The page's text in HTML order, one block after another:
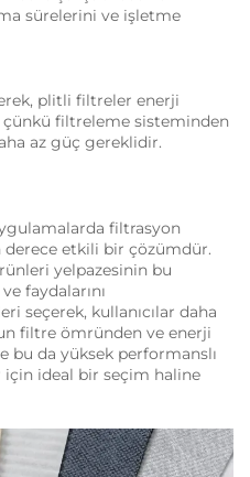
sürelerini ve işletme
plitli filtreler enerji
filtreleme sisteminden
az güç gereklidir.
filtrasyon
etkili bir çözümdür.
yelpazesinin bu
faydalarını
seçerek, kullanıcılar daha
filtre ömründen ve enerji
bu da yüksek performanslı
ideal bir seçim haline